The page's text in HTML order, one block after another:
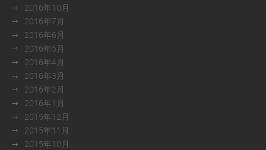
2016年10月
2016年7月
2016年6月
2016年5月
2016年4月
2016年3月
2016年2月
2016年1月
2015年12月
2015年11月
2015年10月